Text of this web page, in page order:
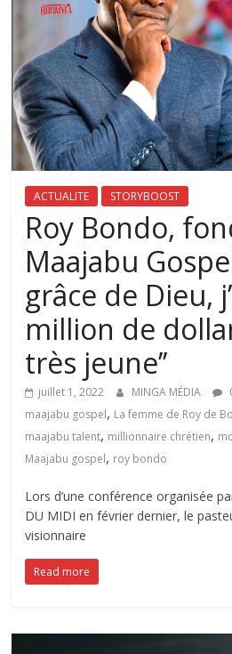
ACTUALITE STORYBOOST
Roy Bondo,
Maajabu Gospel
grâce de Dieu,
million de
très jeune’’
juillet 1, 2022 MINGA MÉDIA
maajabu gospel, La femme de Roy de
maajabu talent, millionnaire chrétien,
Maajabu gospel, roy bondo
Lors d’une conférence organisée
DU MIDI en février dernier, le
visionnaire
Read more